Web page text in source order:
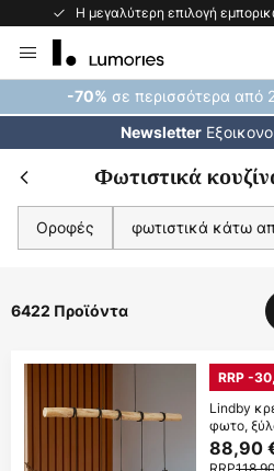
Η μεγαλύτερη επιλογή
Μετάβαση
στο
περιεχόμενο
-70% σε περισσότερα από
Newsletter
Φωτιστικά
Οροφές φωτιστικά κάτω
6422 Προϊόντα
RRP -
Lindby
φωτο,
88,90